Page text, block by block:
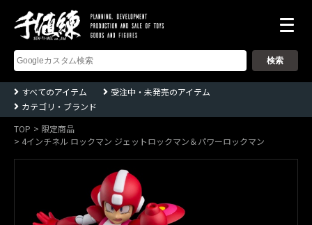
式
会
千
値
練
ー
Sentinel
co.,ltd
すべてのアイテム
受注中・未発売のアイテム
カテゴリ・ブランド
TOP
限定商品
4インチネル ロックマン ジェットロックマン＆パワーロックマン